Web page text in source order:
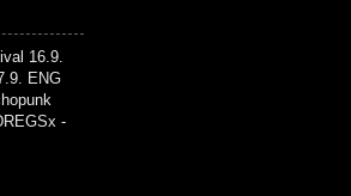
16.9.
ENG
-